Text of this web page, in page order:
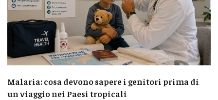
Malaria: cosa devono sapere i genitori prima di
un viaggio nei Paesi tropicali